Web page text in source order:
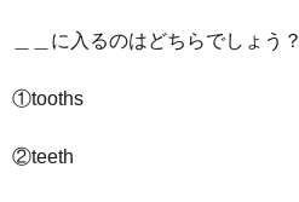
＿＿に入るのはどちらでしょう？
①tooths
②teeth